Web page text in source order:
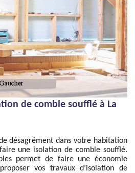
de comble soufflé à La
désagrément dans votre habitation
une isolation de comble soufflé.
permet de faire une économie
vos travaux d’isolation de